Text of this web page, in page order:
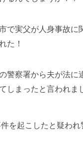
で実父が人身事故に
た！
警察署から夫が法に
しまったと言われま
を起こしたと疑わ